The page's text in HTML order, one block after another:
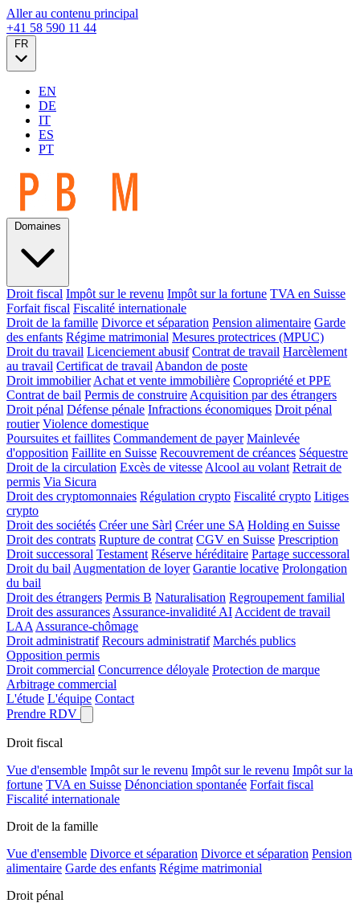
Aller au contenu principal
+41 58 590 11 44
EN
DE
IT
ES
PT
Droit fiscal Impôt sur le revenu Impôt sur la fortune TVA en Suisse
Forfait fiscal Fiscalité internationale
Droit de la famille Divorce et séparation Pension alimentaire Garde
des enfants Régime matrimonial Mesures protectrices (MPUC)
Droit du travail Licenciement abusif Contrat de travail Harcèlement
au travail Certificat de travail Abandon de poste
Droit immobilier Achat et vente immobilière Copropriété et PPE
Contrat de bail Permis de construire Acquisition par des étrangers
Droit pénal Défense pénale Infractions économiques Droit pénal
routier Violence domestique
Poursuites et faillites Commandement de payer Mainlevée
d'opposition Faillite en Suisse Recouvrement de créances Séquestre
Droit de la circulation Excès de vitesse Alcool au volant Retrait de
permis Via Sicura
Droit des cryptomonnaies Régulation crypto Fiscalité crypto Litiges
crypto
Droit des sociétés Créer une Sàrl Créer une SA Holding en Suisse
Droit des contrats Rupture de contrat CGV en Suisse Prescription
Droit successoral Testament Réserve héréditaire Partage successoral
Droit du bail Augmentation de loyer Garantie locative Prolongation
du bail
Droit des étrangers Permis B Naturalisation Regroupement familial
Droit des assurances Assurance-invalidité AI Accident de travail
LAA Assurance-chômage
Droit administratif Recours administratif Marchés publics
Opposition permis
Droit commercial Concurrence déloyale Protection de marque
Arbitrage commercial
L'étude L'équipe Contact
Prendre RDV
Droit fiscal
Vue d'ensemble Impôt sur le revenu Impôt sur le revenu Impôt sur la
fortune TVA en Suisse Dénonciation spontanée Forfait fiscal
Fiscalité internationale
Droit de la famille
Vue d'ensemble Divorce et séparation Divorce et séparation Pension
alimentaire Garde des enfants Régime matrimonial
Droit pénal